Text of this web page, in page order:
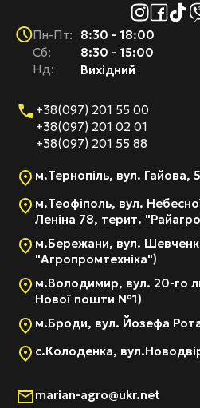
Пн-Пт:
Cб:
Нд:
8:30 - 18:00
8:30 - 15:00
Вихідний
+38(097) 201 55 00
+38(097) 201 02 01
+38(097) 201 55 88
м.Тернопіль, вул. Гайова,
м.Теофіполь, вул.
Леніна 78, терит.
м.Бережани, вул.
"Агропромтехніка")
м.Володимир, вул. 20-го
Нової пошти №1)
м.Броди, вул. Йозефа
с.Колоденка,
marian-agro@ukr.net